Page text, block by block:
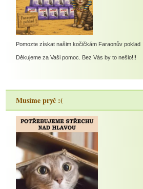
Pomozte získat našim kočičkám Faraonův poklad
Děkujeme za Vaši pomoc. Bez Vás by to nešlo!!!
Musíme pryč :(